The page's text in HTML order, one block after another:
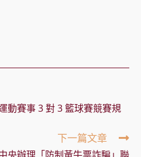
動賽事 3 對 3 籃球賽競賽規
下一篇文章